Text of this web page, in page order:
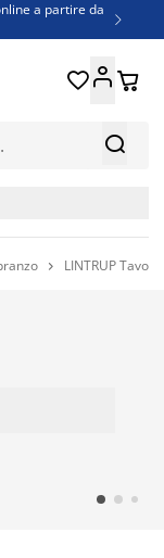
a partire da

al 70%
adatto a te

 
 LINTRUP